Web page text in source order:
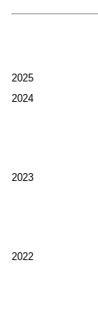
2025
2024
2023
2022